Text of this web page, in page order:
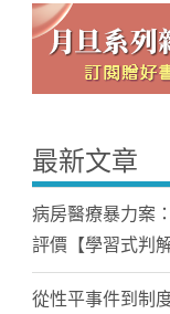
最新文章
病房醫療暴力案
評價【學習式判
從性平事件到制